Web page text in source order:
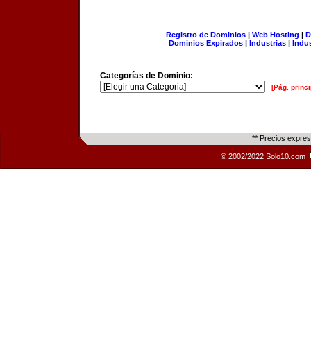
Registro de Dominios| Web Hosting |
Dominios Expirados | Industrias |
Categorías de Dominio:
[Pág.
** Precios
© 2002/2022 Solo10.com